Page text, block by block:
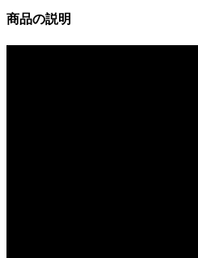
商品の説明